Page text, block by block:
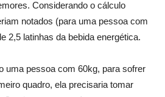
Considerando o cálculo
notados (para uma pessoa com
2,5 latinhas da bebida energética.
uma pessoa com 60kg, para sofrer
quadro, ela precisaria tomar